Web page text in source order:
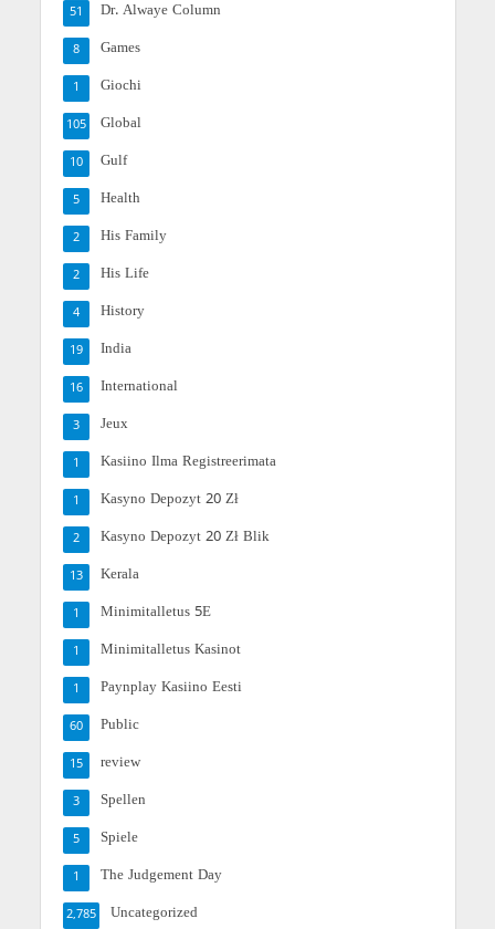
Dr. Alwaye Column
51
Games
8
Giochi
1
Global
105
Gulf
10
Health
5
His Family
2
His Life
2
History
4
India
19
International
16
Jeux
3
Kasiino Ilma Registreerimata
1
Kasyno Depozyt 20 Zł
1
Kasyno Depozyt 20 Zł Blik
2
Kerala
13
Minimitalletus 5E
1
Minimitalletus Kasinot
1
Paynplay Kasiino Eesti
1
Public
60
review
15
Spellen
3
Spiele
5
The Judgement Day
1
Uncategorized
2,785